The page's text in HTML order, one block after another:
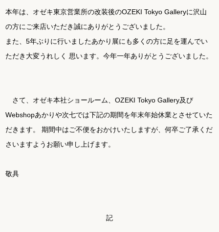
本年は、オゼキ東京営業所の改装後のOZEKI Tokyo Galleryに沢山
の方にご来店いただき誠にありがとうございました。
また、5年ぶりに行いましたあかり展にも多くの方に足を運んでい
ただき大変うれしく 思います。今年一年ありがとうございました。
さて、オゼキ本社ショールーム、OZEKI Tokyo Gallery及び
Webshopあかりや次七では下記の期間を年末年始休業とさせていた
だきます。 期間中はご不便をおかけいたしますが、何卒ご了承くだ
さいますようお願い申し上げます。
敬具
記